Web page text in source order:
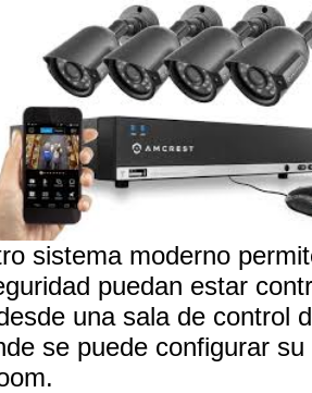
sistema moderno
puedan estar
una sala de control
se puede configurar